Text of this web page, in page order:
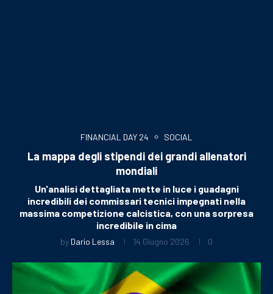
FINANCIAL DAY 24 SOCIAL
La mappa degli stipendi dei grandi allenatori
mondiali
Un'analisi dettagliata mette in luce i guadagni
incredibili dei commissari tecnici impegnati nella
massima competizione calcistica, con una sorpresa
incredibile in cima
by Dario Lessa 14 Giugno 2026 0